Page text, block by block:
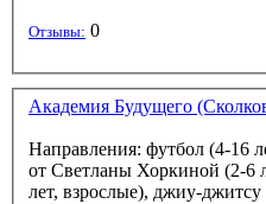
Отзывы: 0
Академия Будущего
Направления: футбол (4-16
от Светланы Хоркиной (2-6
лет, взрослые), джиу-джитсу